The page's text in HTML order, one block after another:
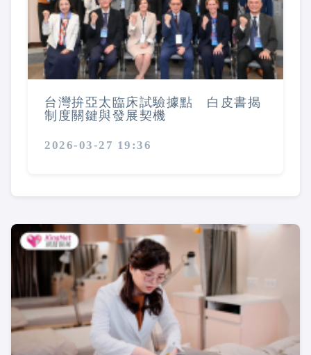
台灣拚亞太臨床試驗據點 白皮書揭
制度關鍵與發展契機
2026-03-27 19:36